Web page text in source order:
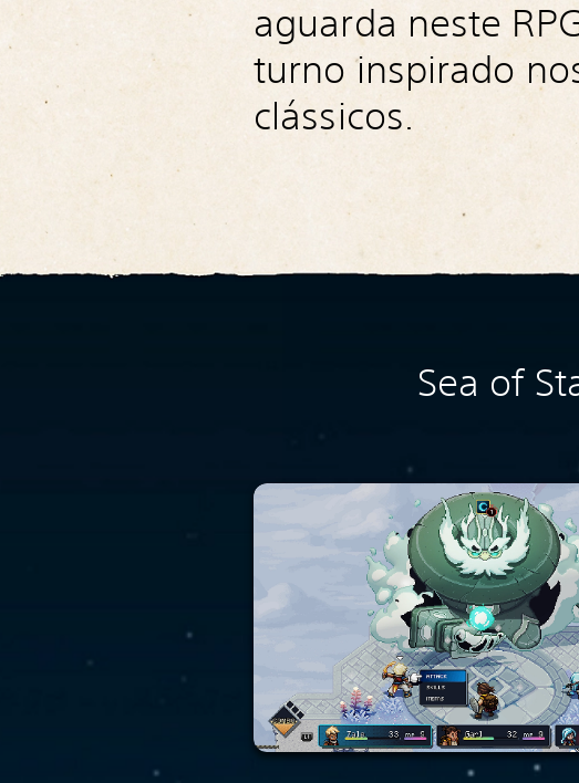
aguarda neste
turno inspirado
clássicos.
Sea of